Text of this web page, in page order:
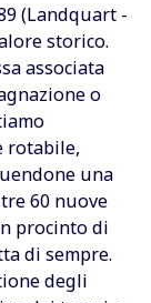
(Landquart -
storico.
associata
o
rotabile,
una
60 nuove
procinto di
di sempre.
degli